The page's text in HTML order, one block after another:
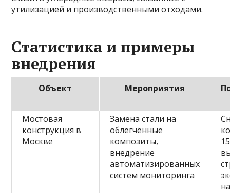
утилизацией и производственными отходами.
Статистика и примеры
внедрения
Объект Мероприятия
Мостовая
конструкция в
Москве
Замена стали на
облегчённые
композиты,
внедрение
автоматизированных
систем мониторинга